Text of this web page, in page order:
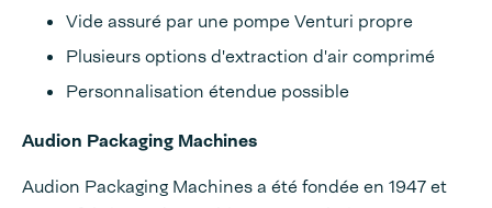
Vide assuré par une pompe Venturi propre
Plusieurs options d'extraction d'air comprimé
Personnalisation étendue possible
Audion Packaging Machines
Audion Packaging Machines a été fondée en 1947 et